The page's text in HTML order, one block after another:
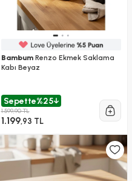
BambumRenzo Ekmek Saklama
Kabı Beyaz
Sepette%25
1.599,90 TL
1.199,93 TL